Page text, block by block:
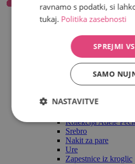
Vse v kategoriji
Zapestnice
Kolekcija Adéle
Srebro
Nakit za pare
Ure
Zapestnice iz kroglic
ravnamo s podatki, si
tukaj. Politika zasebnosti
SPREJMI
SAMO
NASTAVITVE